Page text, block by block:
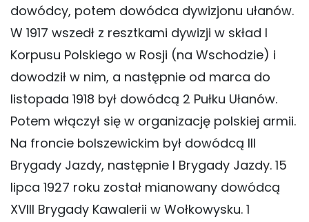
dowódcy, potem dowódca dywizjonu ułanów.
W 1917 wszedł z resztkami dywizji w skład I
Korpusu Polskiego w Rosji (na Wschodzie) i
dowodził w nim, a następnie od marca do
listopada 1918 był dowódcą 2 Pułku Ułanów.
Potem włączył się w organizację polskiej armii.
Na froncie bolszewickim był dowódcą III
Brygady Jazdy, następnie I Brygady Jazdy. 15
lipca 1927 roku został mianowany dowódcą
XVIII Brygady Kawalerii w Wołkowysku. 1